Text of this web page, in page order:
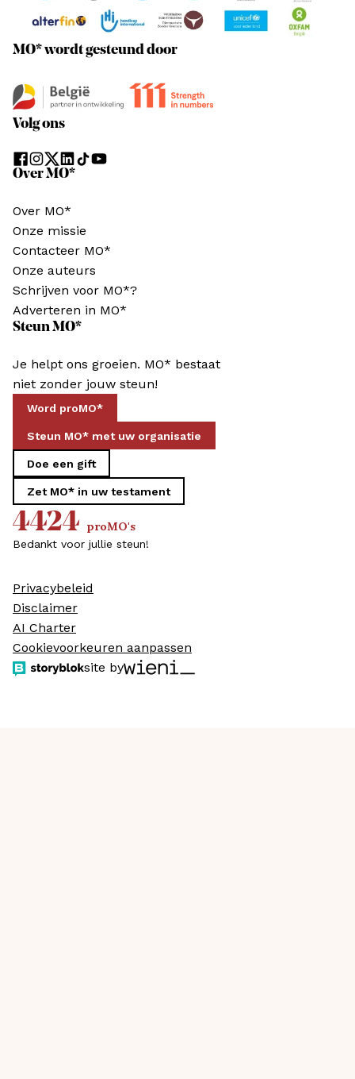
MO* wordt gesteund door
Volg ons
Over MO*
Over MO*
Onze missie
Contacteer MO*
Onze auteurs
Schrijven voor MO*?
Adverteren in MO*
Steun MO*
Je helpt ons groeien. MO* bestaat
niet zonder jouw steun!
Word proMO*
Steun MO* met uw organisatie
Doe een gift
Zet MO* in uw testament
4424 proMO's
Bedankt voor jullie steun!
Privacybeleid
Disclaimer
AI Charter
Cookievoorkeuren aanpassen
site by